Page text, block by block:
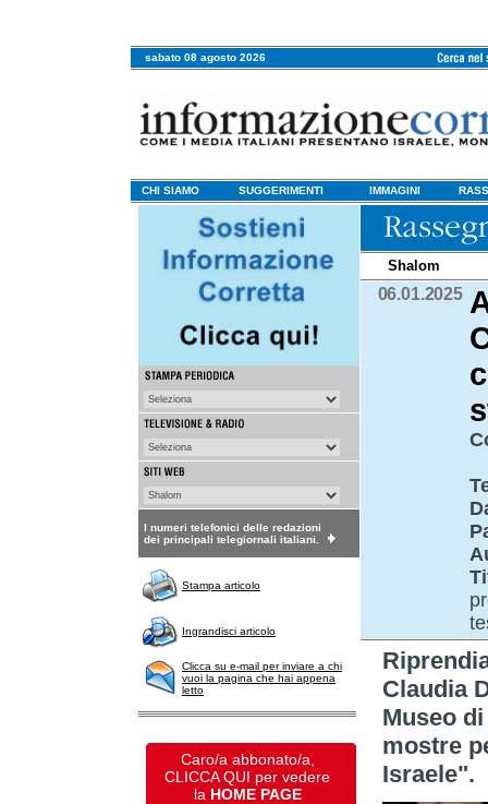
sabato 08 agosto 2026
CHI SIAMO SUGGERIMENTI IMMAGINI
I numeri telefonici delle redazioni
dei principali telegiornali italiani.
Stampa articolo
Ingrandisci articolo
Clicca su e-mail per inviare a chi
vuoi la pagina che hai appena
letto
Caro/a abbonato/a,
CLICCA QUI per vedere
la HOME PAGE
Shalom
06.01.2025
Claudia
Museo
mostre
Israele".